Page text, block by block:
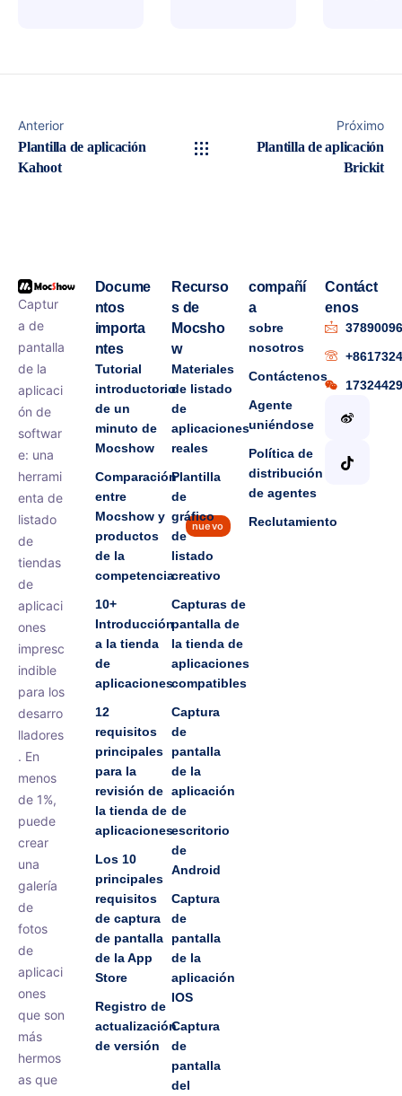
Anterior
Plantilla de aplicación
Kahoot
Próximo
Plantilla de aplicación
Brickit
Captur
a de
pantalla
de la
aplicaci
ón de
softwar
e: una
herrami
enta de
listado
de
tiendas
de
aplicaci
ones
impresc
indible
para los
desarro
lladores
. En
menos
de 1%,
puede
crear
una
galería
de
fotos
de
aplicaci
ones
que son
más
hermos
as que
Docume
ntos
importa
ntes
Tutorial
introductorio
de un
minuto de
Mocshow
Comparación
entre
Mocshow y
productos
de la
competencia
nuevo
10+
Introducción
a la tienda
de
aplicaciones
12
requisitos
principales
para la
revisión de
la tienda de
aplicaciones
Los 10
principales
requisitos
de captura
de pantalla
de la App
Store
Registro de
actualización
de versión
Recurso
s de
Mocsho
w
Materiales
de listado
de
aplicaciones
reales
Plantilla
de
gráfico
de
listado
creativo
Capturas de
pantalla de
la tienda de
aplicaciones
compatibles
Captura
de
pantalla
de la
aplicación
de
escritorio
de
Android
Captura
de
pantalla
de la
aplicación
IOS
Captura
de
pantalla
del
compañí
a
sobre
nosotros
Contáctenos
Agente
uniéndose
Política de
distribución
de agentes
Reclutamiento
Contáct
enos